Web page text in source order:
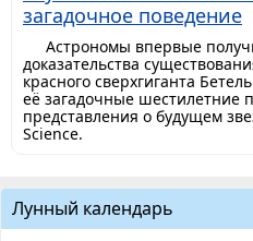
загадочное поведение
Астрономы впервые
доказательства
красного сверхгиганта
её загадочные шестилетние
представления о будущем
Science.
Лунный календарь